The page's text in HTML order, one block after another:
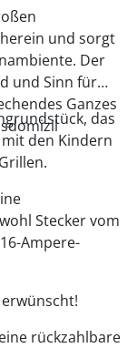
und sorgt
Der
und Sinn für
Ganzes
das
den Kindern
Stecker vom
Ampere-
rückzahlbare